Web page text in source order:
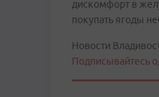
дискомфорт в
покупать ягоды
Новости
Подписывайтесь